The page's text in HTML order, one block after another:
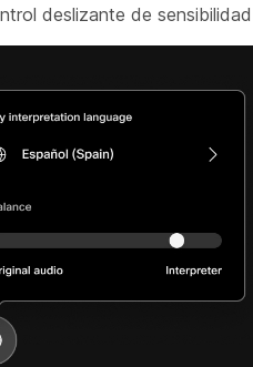
deslizante de